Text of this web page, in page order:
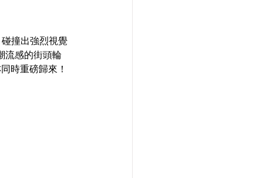
撞出強烈視覺
流感的街頭輪
時重磅歸來！